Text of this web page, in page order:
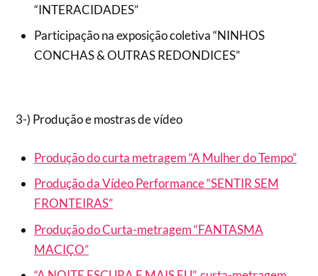
“INTERACIDADES”
Participação na exposição coletiva “NINHOS
CONCHAS & OUTRAS REDONDICES”
3-) Produção e mostras de vídeo
Produção do curta metragem “A Mulher do Tempo”
Produção da Vídeo Performance “SENTIR SEM
FRONTEIRAS”
Produção do Curta-metragem “FANTASMA
MACIÇO”